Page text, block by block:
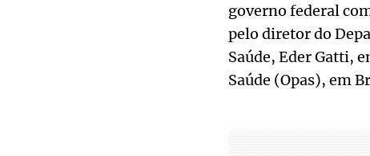
governo federal
pelo diretor do
Saúde, Eder Gatti,
Saúde (Opas), em